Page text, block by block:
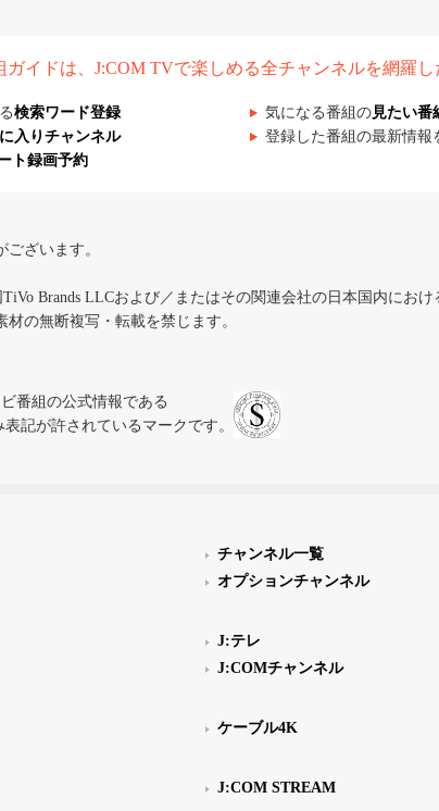
ガイドは、J:COM TVで楽しめる全チャンネルを網羅し
検索ワード登録 気になる番組の見たい番
入りチャンネル 登録した番組の最新情報
ト録画予約
ざいます。
Brands LLCおよび／またはその関連会社の日本国内におけ
の無断複写・転載を禁じます。
番組の公式情報である
記が許されているマークです。
チャンネル一覧
オプションチャンネル
J:テレ
J:COMチャンネル
ケーブル4K
J:COM STREAM